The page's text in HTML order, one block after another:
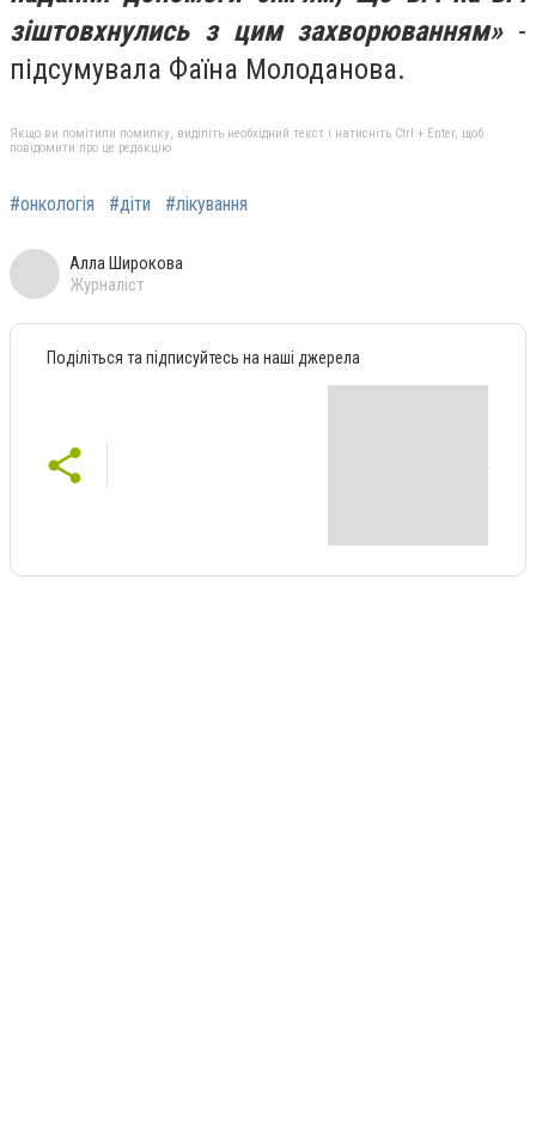
зіштовхнулись з цим захворюванням»-
підсумувала Фаїна Молоданова.
Якщо ви помітили помилку, виділіть необхідний текст і натисніть Ctrl + Enter, щоб
повідомити про це редакцію
#онкологія #діти #лікування
Алла Широкова
Журналіст
Поділіться та підписуйтесь на наші джерела